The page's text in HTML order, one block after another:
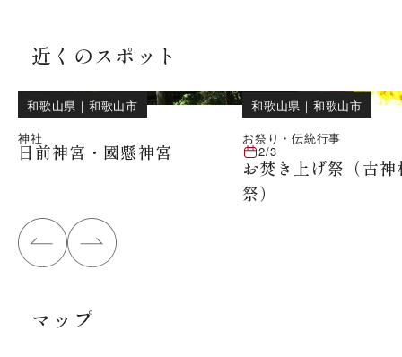
近くのスポット
和歌山県 ｜ 和歌山市
神社
日前神宮・國懸神宮
和歌山県 ｜ 和歌山市
お祭り・伝統行事
2/3
お焚き上げ祭（古神
祭）
マップ